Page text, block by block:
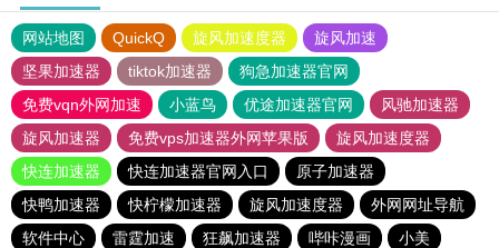
网站地图 QuickQ 旋风加速度器
旋风加速
坚果加速器
tiktok加速器
狗急加速器官网
免费vqn外网加速
小蓝鸟 优途加速器官网
风驰加速器
旋风加速器
免费vps加速器外网苹果版
旋风加速度器
快连加速器
快连加速器官网入口
原子加速器
快鸭加速器
快柠檬加速器 旋风加速度器
外网网址导航
软件中心
雷霆加速 狂飙加速器 哔咔漫画
小美